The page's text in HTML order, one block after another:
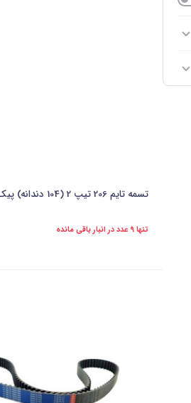
تسمه تایم 206 تیپ 2 (104 دندانه) پیک افروز-PAG
تنها 9 عدد در انبار باقی مانده